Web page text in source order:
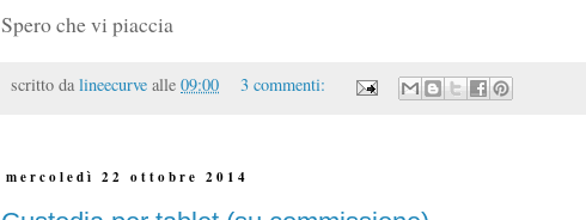
Spero che vi piaccia
scritto da lineecurve alle 09:00 3 commenti:
mercoledì 22 ottobre 2014